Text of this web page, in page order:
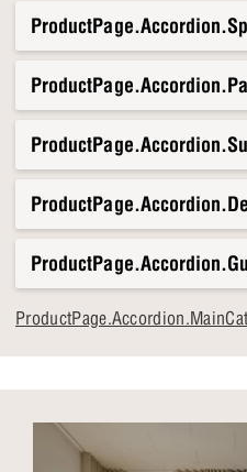
om det är för korta pauser
nackstöd snabbt att bli en